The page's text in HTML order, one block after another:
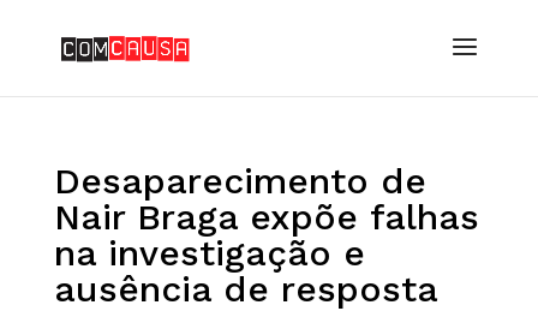
Desaparecimento de
Nair Braga expõe falhas
na investigação e
ausência de resposta